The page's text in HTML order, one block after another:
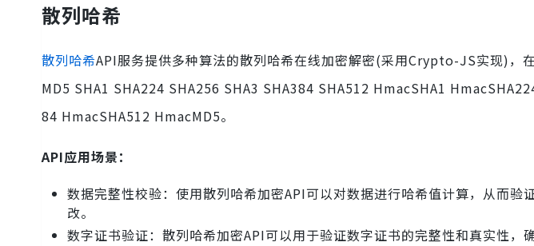
散列哈希
散列哈希API服务提供多种算法的散列哈希在线加密解密(采用Crypto-JS实现)，
MD5 SHA1 SHA224 SHA256 SHA3 SHA384 SHA512 HmacSHA1
84 HmacSHA512 HmacMD5。
API应用场景：
数据完整性校验：使用散列哈希加密API可以对数据进行哈希值计算，从而验
改。
数字证书验证：散列哈希加密API可以用于验证数字证书的完整性和真实性，